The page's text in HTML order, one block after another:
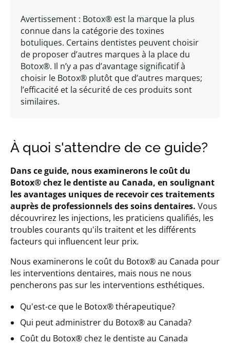
Avertissement : Botox® est la marque la plus
connue dans la catégorie des toxines
botuliques. Certains dentistes peuvent choisir
de proposer d’autres marques à la place du
Botox®. Il n’y a pas d’avantage significatif à
choisir le Botox® plutôt que d’autres marques;
l’efficacité et la sécurité de ces produits sont
similaires.
À quoi s'attendre de ce guide?
Dans ce guide, nous examinerons le coût du
Botox® chez le dentiste au Canada, en soulignant
les avantages uniques de recevoir ces traitements
auprès de professionnels des soins dentaires. Vous
découvrirez les injections, les praticiens qualifiés, les
troubles courants qu'ils traitent et les différents
facteurs qui influencent leur prix.
Nous examinerons le coût du Botox® au Canada pour
les interventions dentaires, mais nous ne nous
pencherons pas sur les interventions esthétiques.
Qu'est-ce que le Botox® thérapeutique?
Qui peut administrer du Botox® au Canada?
Coût du Botox® chez le dentiste au Canada